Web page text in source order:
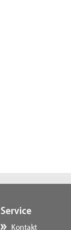
Service
Kontakt